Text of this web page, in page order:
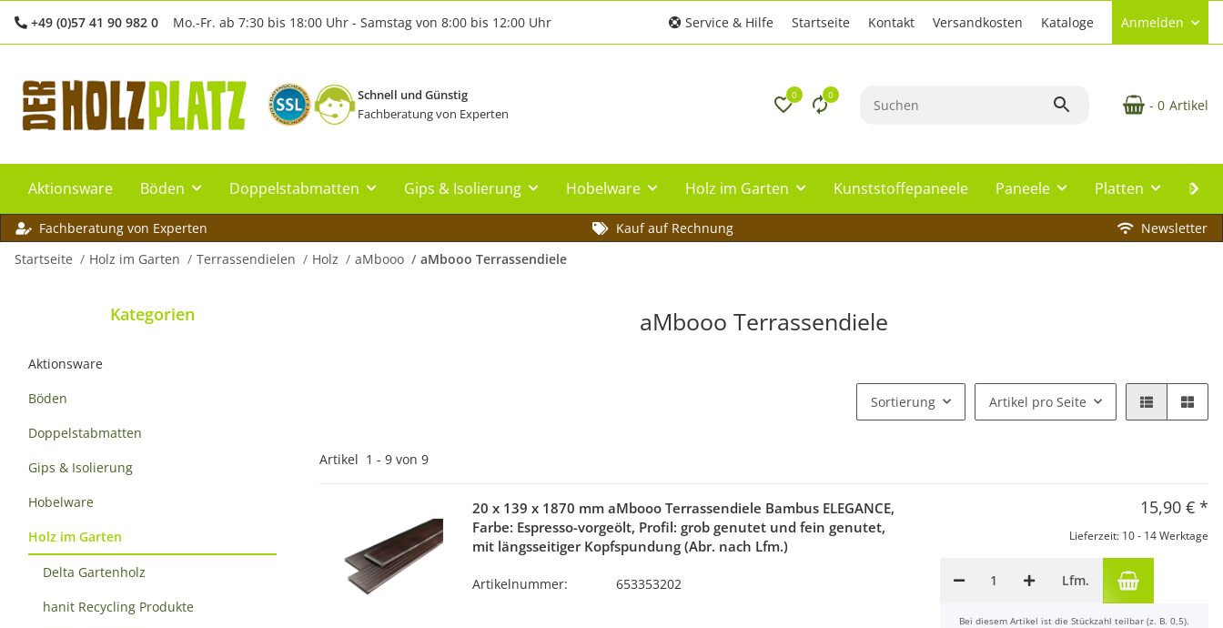
+49 (0)57 41 90 982 0 Mo.-Fr. ab 7:30 bis 18:00 Uhr - Samstag von 8:00 bis 12:00 Uhr Service & Hilfe Startseite Kontakt Versandkosten Kataloge Anmelden
Schnell und Günstig
Fachberatung von Experten
0 0
- 0 Artikel
Aktionsware Böden Doppelstabmatten Gips & Isolierung Hobelware Holz im Garten Kunststoffepaneele Paneele Platten
Fachberatung von Experten Kauf auf Rechnung
Newsletter
Startseite
Holz im Garten Terrassendielen Holz aMbooo aMbooo Terrassendiele
aMbooo Terrassendiele
Sortierung Artikel pro Seite
Artikel 1 - 9 von 9
20 x 139 x 1870 mm aMbooo Terrassendiele Bambus ELEGANCE,
Farbe: Espresso-vorgeölt, Profil: grob genutet und fein genutet,
mit längsseitiger Kopfspundung (Abr. nach Lfm.)
Artikelnummer: 653353202
15,90 € *
Lieferzeit: 10 - 14 Werktage
Lfm.
xBei diesem Artikel ist die Stückzahl teilbar (z. B. 0,5).
Kategorien
Aktionsware
Böden
Doppelstabmatten
Gips & Isolierung
Hobelware
Holz im Garten
Delta Gartenholz
hanit Recycling Produkte